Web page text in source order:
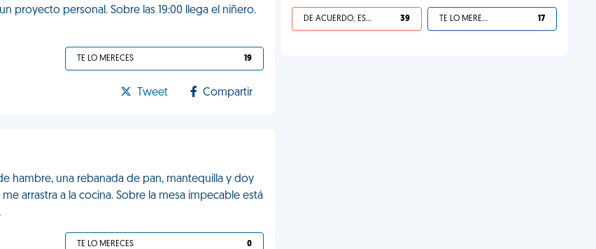
proyecto personal. Sobre las 19:00 llega el niñero.
TE LO MERECES 19
Tweet Compartir
hambre, una rebanada de pan, mantequilla y doy
arrastra a la cocina. Sobre la mesa impecable está
TE LO MERECES 0
DE ACUERDO, ES UNA VIDA HP 39 TE LO MERECES 17